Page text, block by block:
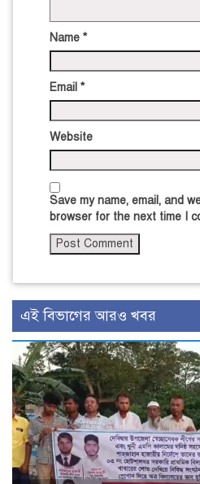
Name *
Email *
Website
Save my name, email, and
browser for the next time I
এই বিভাগের আরও খবর